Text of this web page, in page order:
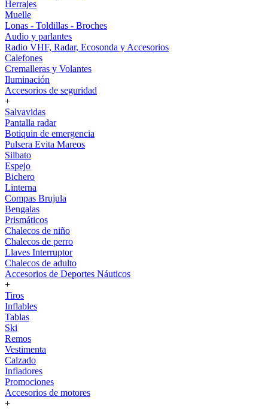
Herrajes
Muelle
Lonas - Toldillas - Broches
Audio y parlantes
Radio VHF, Radar, Ecosonda y Accesorios
Calefones
Cremalleras y Volantes
Iluminación
Accesorios de seguridad
+
Salvavidas
Pantalla radar
Botiquin de emergencia
Pulsera Evita Mareos
Silbato
Espejo
Bichero
Linterna
Compas Brujula
Bengalas
Prismáticos
Chalecos de niño
Chalecos de perro
Llaves Interruptor
Chalecos de adulto
Accesorios de Deportes Náuticos
+
Tiros
Inflables
Tablas
Ski
Remos
Vestimenta
Calzado
Infladores
Promociones
Accesorios de motores
+